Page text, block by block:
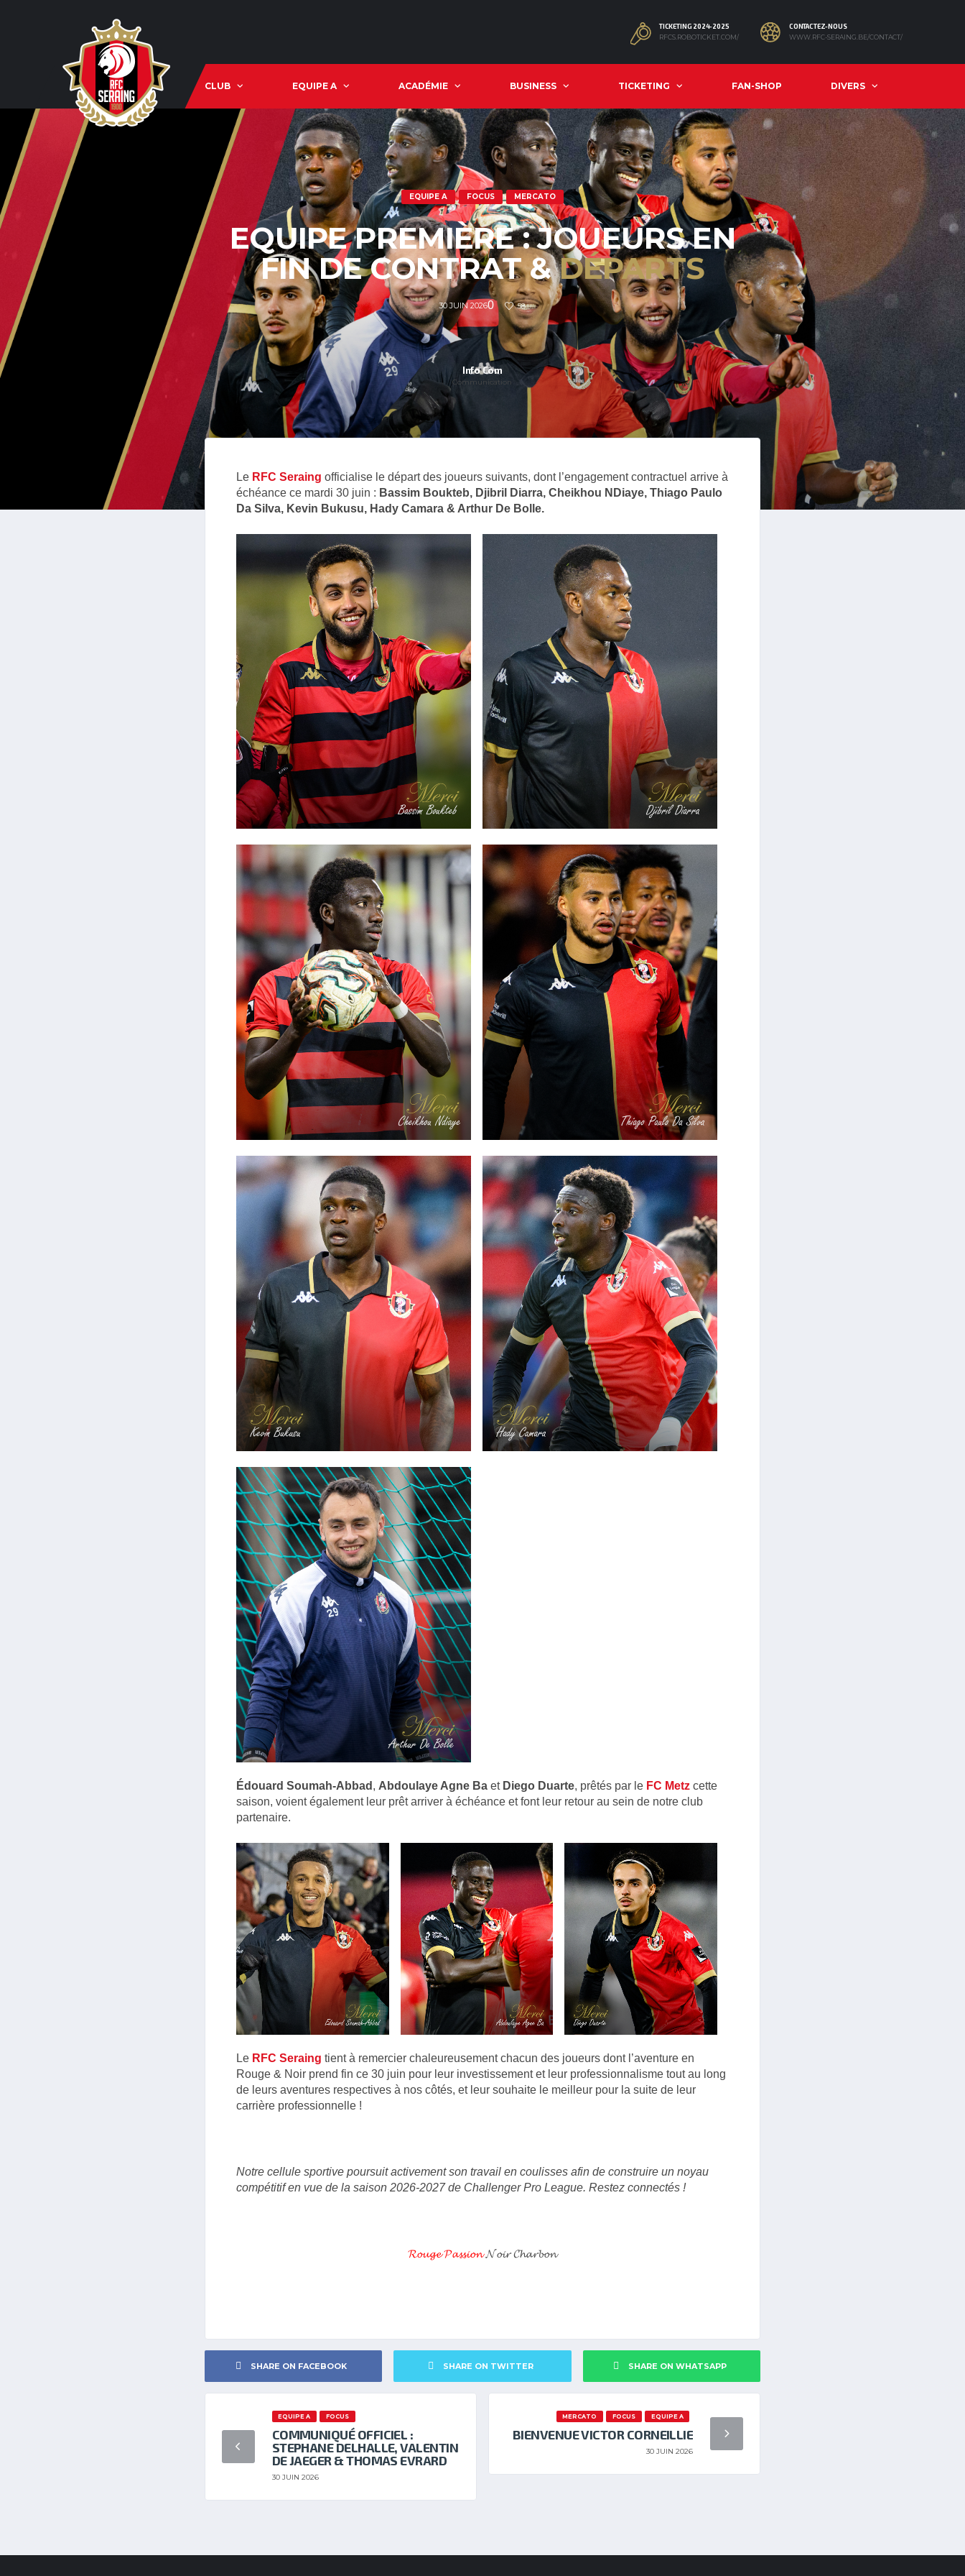
TICKETING 2024-2025
RFCS.ROBOTICKET.COM/
CONTACTEZ-NOUS
WWW.RFC-SERAING.BE/CONTACT/
CLUB EQUIPE A ACADÉMIE BUSINESS TICKETING FAN-SHOP DIVERS
EQUIPE A FOCUS MERCATO
EQUIPE PREMIÈRE : JOUEURS EN
FIN DE CONTRAT &DÉPARTS
30 JUIN 20260 58
Info Com
Communication
Le RFC Seraing officialise le départ des joueurs suivants, dont l’engagement contractuel arrive à
échéance ce mardi 30 juin : Bassim Boukteb, Djibril Diarra, Cheikhou NDiaye, Thiago Paulo
Da Silva, Kevin Bukusu, Hady Camara & Arthur De Bolle.
Édouard Soumah-Abbad , Abdoulaye Agne Baet Diego Duarte, prêtés par leFC Metzcette
saison, voient également leur prêt arriver à échéance et font leur retour au sein de notre club
partenaire.
Le RFC Seraing tient à remercier chaleureusement chacun des joueurs dont l’aventure en
Rouge & Noir prend fin ce 30 juin pour leur investissement et leur professionnalisme tout au long
de leurs aventures respectives à nos côtés, et leur souhaite le meilleur pour la suite de leur
carrière professionnelle !
Notre cellule sportive poursuit activement son travail en coulisses afin de construire un noyau
compétitif en vue de la saison 2026-2027 de Challenger Pro League. Restez connectés !
𝓡𝓸𝓾𝓰𝓮 𝓟𝓪𝓼𝓼𝓲𝓸𝓷𝓝𝓸𝓲𝓻 𝓒𝓱𝓪𝓻𝓫𝓸𝓷
SHARE ON FACEBOOK SHARE ON TWITTER SHARE ON WHATSAPP
EQUIPE A FOCUS
COMMUNIQUÉ OFFICIEL :
STEPHANE DELHALLE, VALENTIN
DE JAEGER & THOMAS EVRARD
30 JUIN 2026
EQUIPE A
FOCUS
MERCATO
BIENVENUE VICTOR CORNEILLIE
30 JUIN 2026